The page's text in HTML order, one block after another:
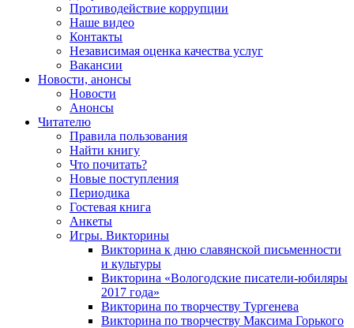
Противодействие коррупции
Наше видео
Контакты
Независимая оценка качества услуг
Вакансии
Новости, анонсы
Новости
Анонсы
Читателю
Правила пользования
Найти книгу
Что почитать?
Новые поступления
Периодика
Гостевая книга
Анкеты
Игры. Викторины
Викторина к дню славянской письменности
и культуры
Викторина «Вологодские писатели-юбиляры
2017 года»
Викторина по творчеству Тургенева
Викторина по творчеству Максима Горького